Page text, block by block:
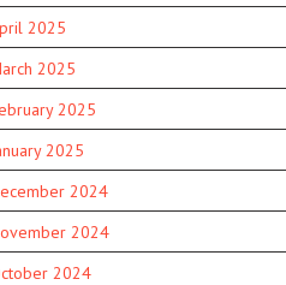
2025
2025
2025
2025
2024
2024
2024